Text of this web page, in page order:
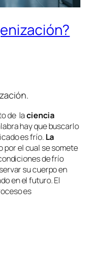
de laciencia
hay que buscarlo
es frío. La
por el cual se somete
de frío
su cuerpo en
en el futuro. El
es